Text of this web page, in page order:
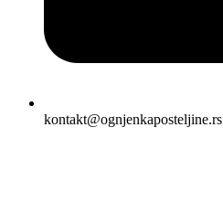
kontakt@ognjenkaposteljine.rs